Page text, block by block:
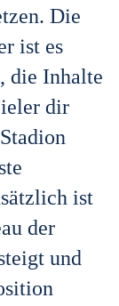
Die
ist es
die Inhalte
dir
ist
der
und